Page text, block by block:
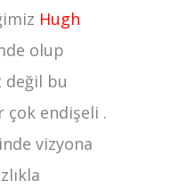
Hugh
olup
değil bu
çok endişeli .
vizyona